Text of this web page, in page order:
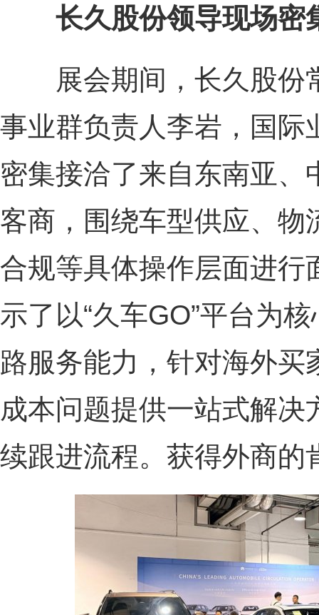
长久股份领导现场密
展会期间，长久股份
事业群负责人李岩，国际
密集接洽了来自东南亚
客商，围绕车型供应、物
合规等具体操作层面进行
示了以“久车GO”平台为
路服务能力，针对海外
成本问题提供一站式解
续跟进流程。获得外商的